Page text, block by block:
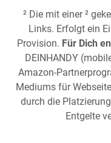
² Die mit einer ²
Links. Erfolgt ein
Provision. Für Dich
DEINHANDY
Amazon-
Mediums für
durch die
Entgelte